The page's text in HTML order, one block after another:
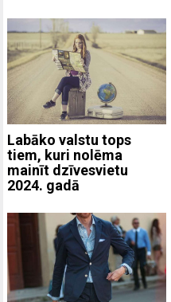
Labāko valstu tops
tiem, kuri nolēma
mainīt dzīvesvietu
2024. gadā